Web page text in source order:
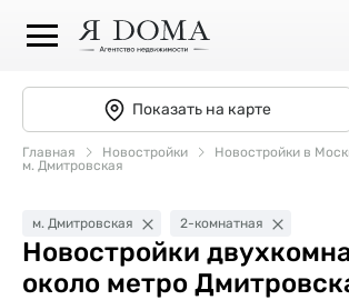
Показать на карте
Главная Новостройки
Новостройки в
м. Дмитровская
м. Дмитровская 2-комнатная
Новостройки
около метро